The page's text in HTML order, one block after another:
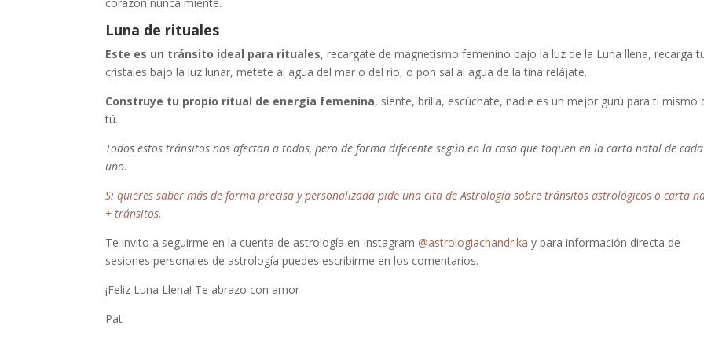
Luna de rituales
Este es un tránsito ideal para rituales, recargate de magnetismo femenino bajo la luz de la Luna llena, recarga
cristales bajo la luz lunar, metete al agua del mar o del rio, o pon sal al agua de la tina relájate.
Construye tu propio ritual de energía femenina, siente, brilla, escúchate, nadie es un mejor gurú para ti mismo
tú.
Todos estos tránsitos nos afectan a todos, pero de forma diferente según en la casa que toquen en la carta natal de cada
uno.
Si quieres saber más de forma precisa y personalizada pide una cita de Astrología sobre tránsitos astrológicos o carta
+ tránsitos.
Te invito a seguirme en la cuenta de astrología en Instagram @astrologiachandrika y para información directa de
sesiones personales de astrología puedes escribirme en los comentarios.
¡Feliz Luna Llena! Te abrazo con amor
Pat